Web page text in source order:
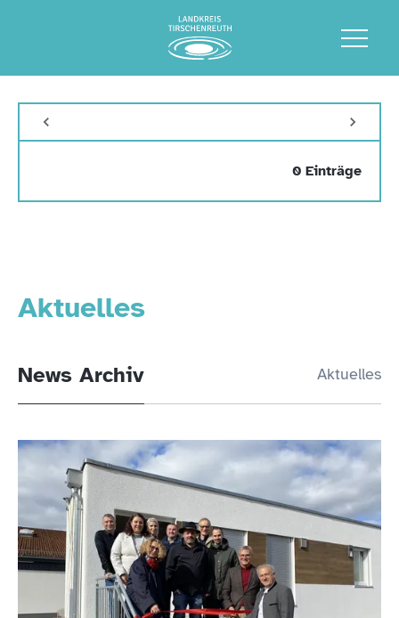
Aktuelles
News Archiv Aktuelles
0 Einträge